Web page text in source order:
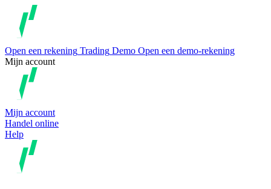
Open een rekening Trading Demo Open een demo-rekening
Mijn account
Mijn account
Handel online
Help